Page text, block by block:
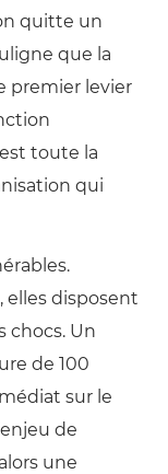
quitte un
que la
premier levier
toute la
qui
elles disposent
chocs. Un
de 100
sur le
de
une